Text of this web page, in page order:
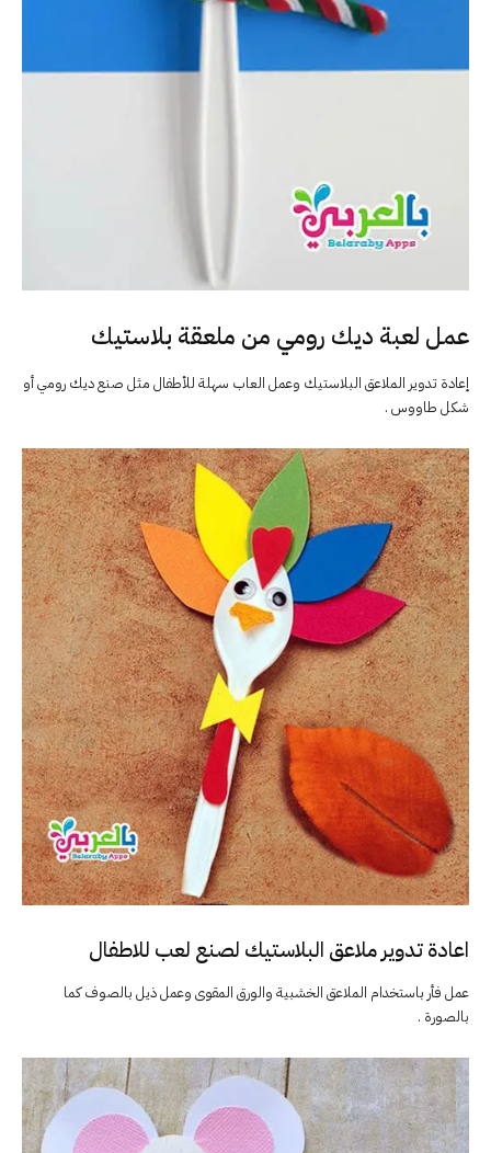
عمل لعبة ديك رومي من ملعقة بلاستيك
إعادة تدوير الملاعق البلاستيك وعمل العاب سهلة للأطفال مثل صنع ديك رومي أو
شكل طاووس .
اعادة تدوير ملاعق البلاستيك لصنع لعب للاطفال
عمل فأر باستخدام الملاعق الخشبية والورق المقوى وعمل ذيل بالصوف كما
بالصورة .